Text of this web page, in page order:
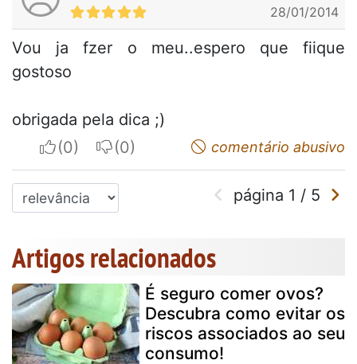
28/01/2014
Vou ja fzer o meu..espero que fiique
gostoso
obrigada pela dica ;)
I apreciateI do not appreciatecomentário abusivo
página 1 / 5
Artigos relacionados
É seguro comer ovos?
Descubra como evitar os
riscos associados ao seu
consumo!